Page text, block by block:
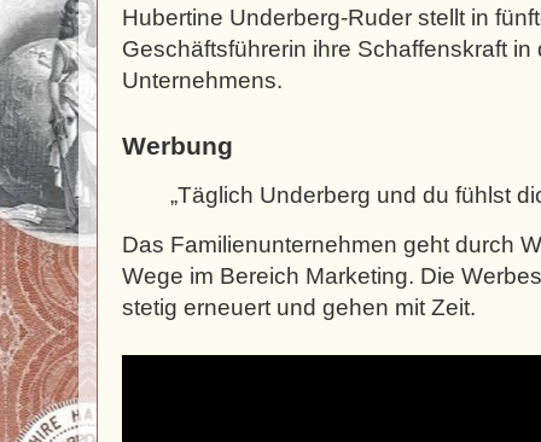
Hubertine Underberg-Ruder stellt in
Geschäftsführerin ihre Schaffenskraft in
Unternehmens.
Werbung
„Täglich Underberg und du fühlst
Das Familienunternehmen geht durch
Wege im Bereich Marketing. Die
stetig erneuert und gehen mit Zeit.